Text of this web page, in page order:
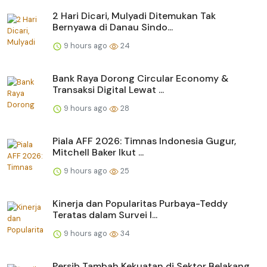
2 Hari Dicari, Mulyadi Ditemukan Tak
Bernyawa di Danau Sindo...
9 hours ago 24
Bank Raya Dorong Circular Economy &
Transaksi Digital Lewat ...
9 hours ago 28
Piala AFF 2026: Timnas Indonesia Gugur,
Mitchell Baker Ikut ...
9 hours ago 25
Kinerja dan Popularitas Purbaya-Teddy
Teratas dalam Survei I...
9 hours ago 34